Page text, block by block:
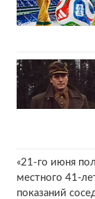
«21-го июня
местного 41-
показаний